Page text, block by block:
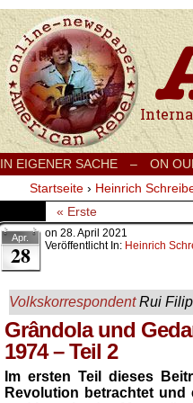
IN EIGENER SACHE – ON
Startseite › Heinrich
« Erste
Apr.
28
on 28. April 2021
Veröffentlicht In: Heinrich
VolkskorrespondentRui
Grândola und
1974 – Teil 2
Im ersten Teil dieses
Revolution betrachtet